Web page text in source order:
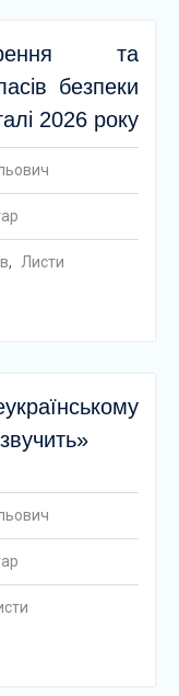
та
безпеки
2026 року
,
Листи